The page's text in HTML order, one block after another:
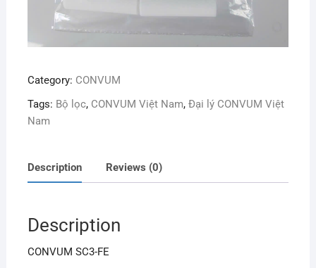
Category: CONVUM
Tags: Bộ lọc, CONVUM Việt Nam, Đại lý CONVUM Việt
Nam
Description Reviews (0)
Description
CONVUM SC3-FE